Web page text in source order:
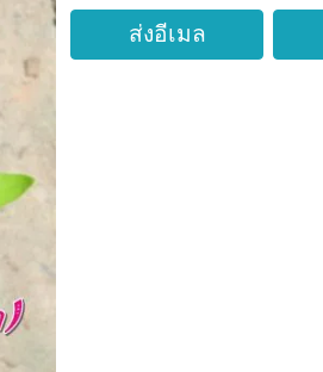
ส่งอีเมล